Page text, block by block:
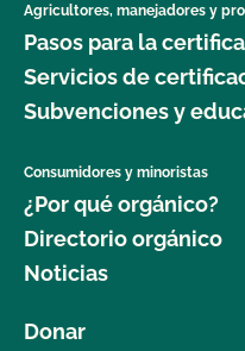
Agricultores, manejadores y
Pasos para la
Servicios de
Subvenciones y
Consumidores y minoristas
¿Por qué orgánico?
Directorio orgánico
Noticias
Donar